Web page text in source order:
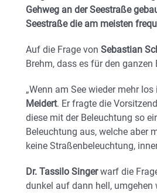
Gehweg an der Seestraße
Seestraße die am meisten
Auf die Frage von Sebastian
Brehm, dass es für den
„Wenn am See wieder mehr
Meidert. Er fragte die
diese mit der Beleuchtung so
Beleuchtung aus, welche aber
keine Straßenbeleuchtung,
Dr. Tassilo Singerwarf die
dunkel auf dann hell, umgehen